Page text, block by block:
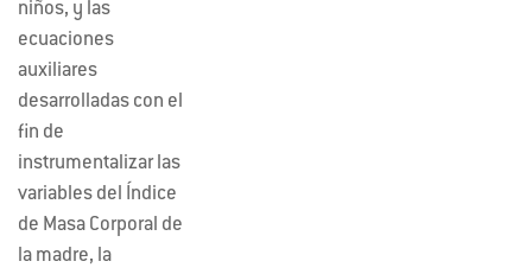
niños, y las
ecuaciones
auxiliares
desarrolladas con el
fin de
instrumentalizar las
variables del Índice
de Masa Corporal de
la madre, la